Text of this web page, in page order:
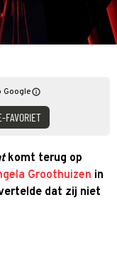
Google
FAVORIET
komt terug op
Groothuizen in
dat zij niet